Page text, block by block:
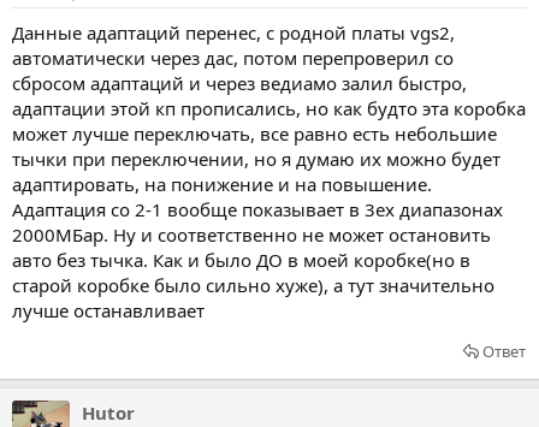
Данные адаптаций перенес, с родной платы vgs2,
автоматически через дас, потом перепроверил со
сбросом адаптаций и через ведиамо залил быстро,
адаптации этой кп прописались, но как будто эта коробка
может лучше переключать, все равно есть небольшие
тычки при переключении, но я думаю их можно будет
адаптировать, на понижение и на повышение.
Адаптация со 2-1 вообще показывает в 3ех диапазонах
2000МБар. Ну и соответственно не может остановить
авто без тычка. Как и было ДО в моей коробке(но в
старой коробке было сильно хуже), а тут значительно
лучше останавливает
Ответ
Hutor